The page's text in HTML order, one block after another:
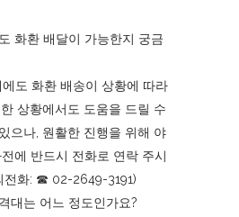
화환 배달이 가능한지 궁금
도 화환 배송이 상황에 따라
상황에서도 도움을 드릴 수
으나, 원활한 진행을 위해 야
에 반드시 전화로 연락 주시
전화: ☎︎ 02-2649-3191)
대는 어느 정도인가요?